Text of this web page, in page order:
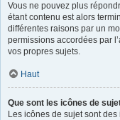
Vous ne pouvez plus
étant contenu est alors
différentes raisons par un
permissions accordées par
vos propres sujets.
Haut
Que sont les icônes de
Les icônes de sujet sont